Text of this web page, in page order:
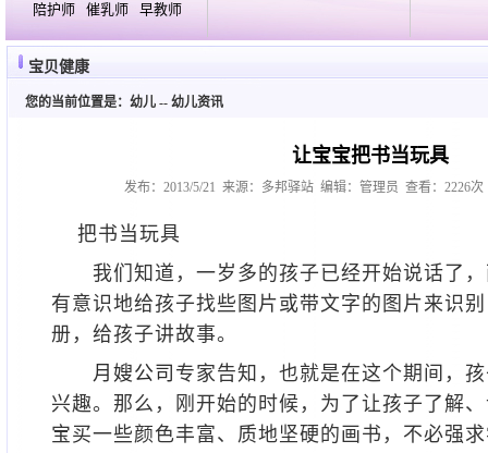
陪护师
催乳师 早教师
宝贝健康
您的当前位置是： 幼儿 -- 幼儿资讯
让宝宝把书当玩具
发布：2013/5/21 来源：多邦驿站 编辑：管理员 查看：2226
把书当玩具
我们知道，一岁多的孩子已经开始说话了，
有意识地给孩子找些图片或带文字的图片来识
册，给孩子讲故事。
月嫂公司 专家告知，也就是在这个期间，
兴趣。那么，刚开始的时候，为了让孩子了解
宝买一些颜色丰富、质地坚硬的画书，不必强